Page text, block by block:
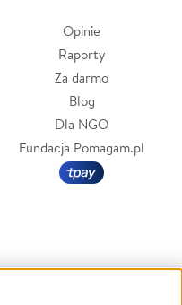
Opinie
Raporty
Za darmo
Blog
Dla NGO
Fundacja Pomagam.pl